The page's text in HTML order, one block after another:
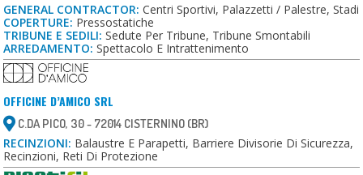
GENERAL CONTRACTOR: Centri Sportivi, Palazzetti / Palestre, Stadi
COPERTURE: Pressostatiche
TRIBUNE E SEDILI: Sedute Per Tribune, Tribune Smontabili
ARREDAMENTO: Spettacolo E Intrattenimento
OFFICINE D’AMICO SRL
C.DA PICO, 30 - 72014 CISTERNINO (BR)
RECINZIONI: Balaustre E Parapetti, Barriere Divisorie Di Sicurezza,
Recinzioni, Reti Di Protezione